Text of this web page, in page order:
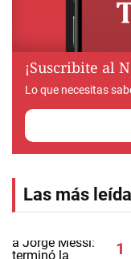
¡Suscribite al
Lo que necesitas
Las más